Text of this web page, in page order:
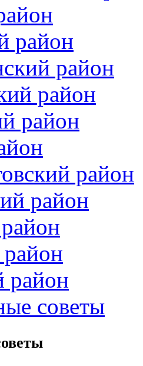
район
район
район
район
район
район
район
советы